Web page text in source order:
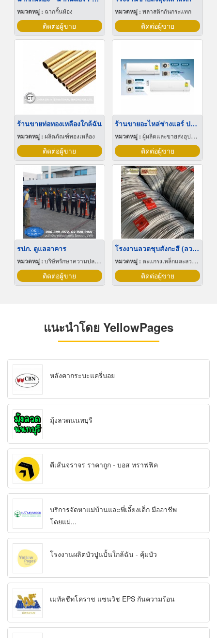
หมวดหมู่ : ฉากกั้นห้อง
ติดต่อผู้ขาย
หมวดหมู่ : พลาสติกกันกระแทก
ติดต่อผู้ขาย
ร้านขายท่อทองเหลืองใกล้ฉัน
หมวดหมู่ : ผลิตภัณฑ์ทองเหลือง
ติดต่อผู้ขาย
ร้านขายอะไหล่ช่างแอร์ ปราจีนบุรี
หมวดหมู่ : ผู้ผลิตและขายส่งอุปกรณ์และอะไหล่แอร์
ติดต่อผู้ขาย
รปภ. ดูแลอาคาร
หมวดหมู่ : บริษัทรักษาความปลอดภัย
ติดต่อผู้ขาย
โรงงานลวดชุบสังกะสี (ลวดชุบกัลวาไนซ์)
หมวดหมู่ : ตะแกรงเหล็กและลวดตาข่าย
ติดต่อผู้ขาย
แนะนำโดย YellowPages
หลังคากระบะแครี่บอย
มุ้งลวดนนทบุรี
ตีเส้นจราจร ราคาถูก - บอส ทราฟฟิค
บริการจัดหาแม่บ้านและพี่เลี้ยงเด็ก มืออาชีพ
โดยแม่...
โรงงานผลิตบัวปูนปั้นใกล้ฉัน - คุ้มบัว
เมทัลชีทโคราช แซนวิช EPS กันความร้อน